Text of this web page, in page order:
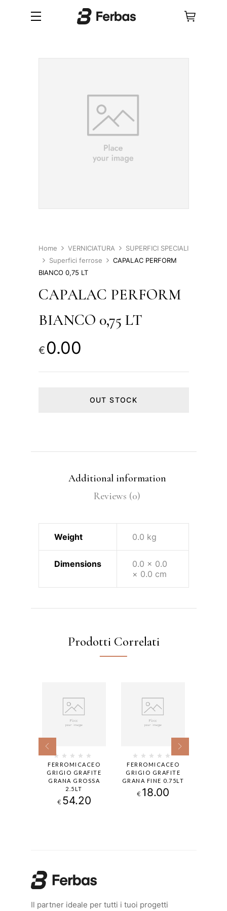
Home VERNICIATURA
SUPERFICI SPECIALI
Superfici ferrose
CAPALAC PERFORM
BIANCO 0,75 LT
CAPALAC PERFORM
BIANCO 0,75 LT
€ 0.00
OUT STOCK
Additional information
Reviews (0)
Weight 0.0 kg
Dimensions
0.0 × 0.0
× 0.0 cm
Prodotti Correlati
FERROMICACEO
GRIGIO GRAFITE
GRANA GROSSA
2.5LT
€ 54.20
FERROMICACEO
GRIGIO GRAFITE
GRANA FINE 0.75LT
€ 18.00
Il partner ideale per tutti i tuoi progetti